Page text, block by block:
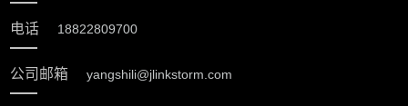
电话 18822809700
公司邮箱 yangshili@jlinkstorm.com